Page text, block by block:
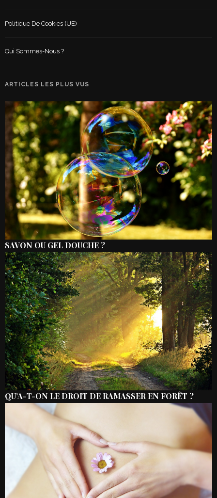
Politique De Cookies (UE)
Qui Sommes-Nous ?
ARTICLES LES PLUS VUS
SAVON OU GEL DOUCHE ?
QU’A-T-ON LE DROIT DE RAMASSER EN FORÊT ?